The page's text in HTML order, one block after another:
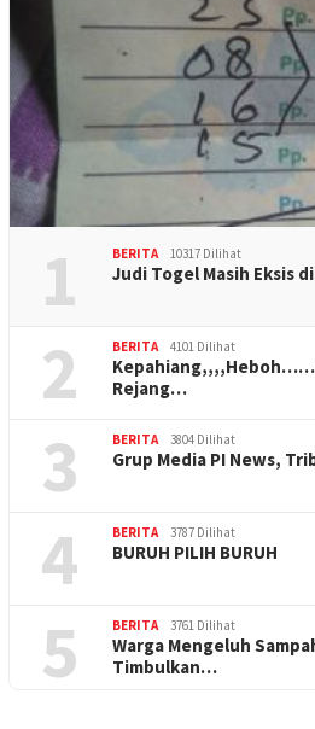
1 BERITA 10317 Dilihat
Judi Togel Masih Eksis
2 BERITA 4101 Dilihat
Rejang…
3 BERITA 3804 Dilihat
Grup Media PI News,
4 BERITA 3787 Dilihat
BURUH PILIH BURUH
5 BERITA 3761 Dilihat
Warga Mengeluh
Timbulkan…